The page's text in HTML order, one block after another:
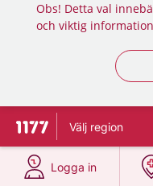
Obs! Detta val
och viktig
Till startsidan för 1177
Välj region
Logga in
på 1177.se